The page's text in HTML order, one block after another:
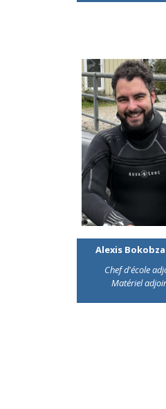
Alexis Bokobza
Chef d'école
Matériel